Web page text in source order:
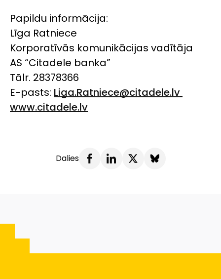
Papildu informācija:
Līga Ratniece
Korporatīvās komunikācijas vadītāja
AS “Citadele banka”
Tālr. 28378366
E-pasts: Liga.Ratniece@citadele.lv
www.citadele.lv
Dalies